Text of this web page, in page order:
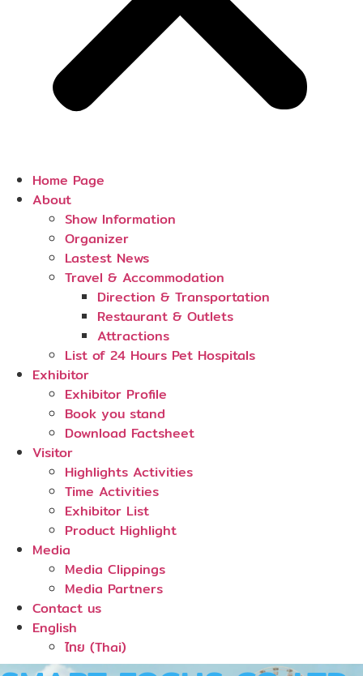
Home Page
About
Show Information
Organizer
Lastest News
Travel & Accommodation
Direction & Transportation
Restaurant & Outlets
Attractions
List of 24 Hours Pet Hospitals
Exhibitor
Exhibitor Profile
Book you stand
Download Factsheet
Visitor
Highlights Activities
Time Activities
Exhibitor List
Product Highlight
Media
Media Clippings
Media Partners
Contact us
English
ไทย (Thai)